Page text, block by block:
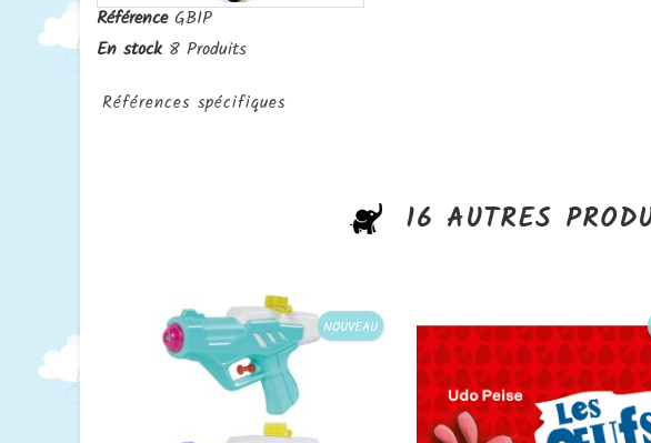
Référence GBIP
En stock 8 Produits
Références spécifiques
16 AUTRES
NOUVEAU